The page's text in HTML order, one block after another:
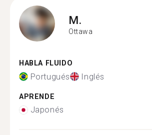
M.
Ottawa
HABLA FLUIDO
Portugués Inglés
APRENDE
Japonés